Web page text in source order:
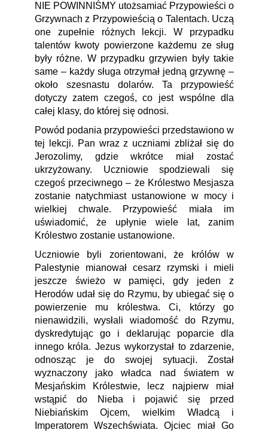
NIE POWINNIŚMY utożsamiać Przypowieści o
Grzywnach z Przypowieścią o Talentach. Uczą
one zupełnie różnych lekcji. W przypadku
talentów kwoty powierzone każdemu ze sług
były różne. W przypadku grzywien były takie
same – każdy sługa otrzymał jedną grzywnę –
około szesnastu dolarów. Ta przypowieść
dotyczy zatem czegoś, co jest wspólne dla
całej klasy, do której się odnosi.
Powód podania przypowieści przedstawiono w
tej lekcji. Pan wraz z uczniami zbliżał się do
Jerozolimy, gdzie wkrótce miał zostać
ukrzyżowany. Uczniowie spodziewali się
czegoś przeciwnego – że Królestwo Mesjasza
zostanie natychmiast ustanowione w mocy i
wielkiej chwale. Przypowieść miała im
uświadomić, że upłynie wiele lat, zanim
Królestwo zostanie ustanowione.
Uczniowie byli zorientowani, że królów w
Palestynie mianował cesarz rzymski i mieli
jeszcze świeżo w pamięci, gdy jeden z
Herodów udał się do Rzymu, by ubiegać się o
powierzenie mu królestwa. Ci, którzy go
nienawidzili, wysłali wiadomość do Rzymu,
dyskredytując go i deklarując poparcie dla
innego króla. Jezus wykorzystał to zdarzenie,
odnosząc je do swojej sytuacji. Został
wyznaczony jako władca nad światem w
Mesjańskim Królestwie, lecz najpierw miał
wstąpić do Nieba i pojawić się przed
Niebiańskim Ojcem, wielkim Władcą i
Imperatorem Wszechświata. Ojciec miał Go